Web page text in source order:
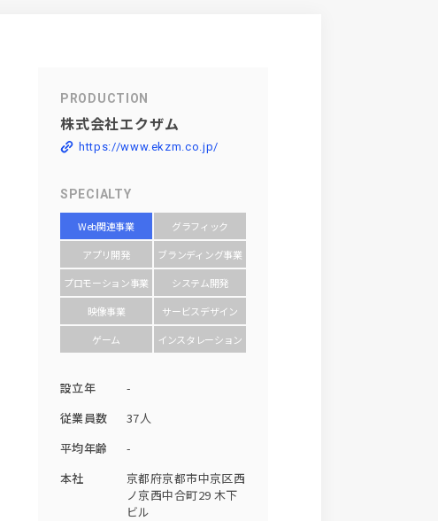
PRODUCTION
株式会社エクザム
https://www.ekzm.co.jp/
SPECIALTY
Web関連事業
グラフィック
アプリ開発
ブランディング事業
プロモーション事業
システム開発
映像事業
サービスデザイン
ゲーム
インスタレーション
設立年
-
従業員数
37人
平均年齢
-
本社
京都府京都市中京区西
ノ京西中合町29 木下
ビル